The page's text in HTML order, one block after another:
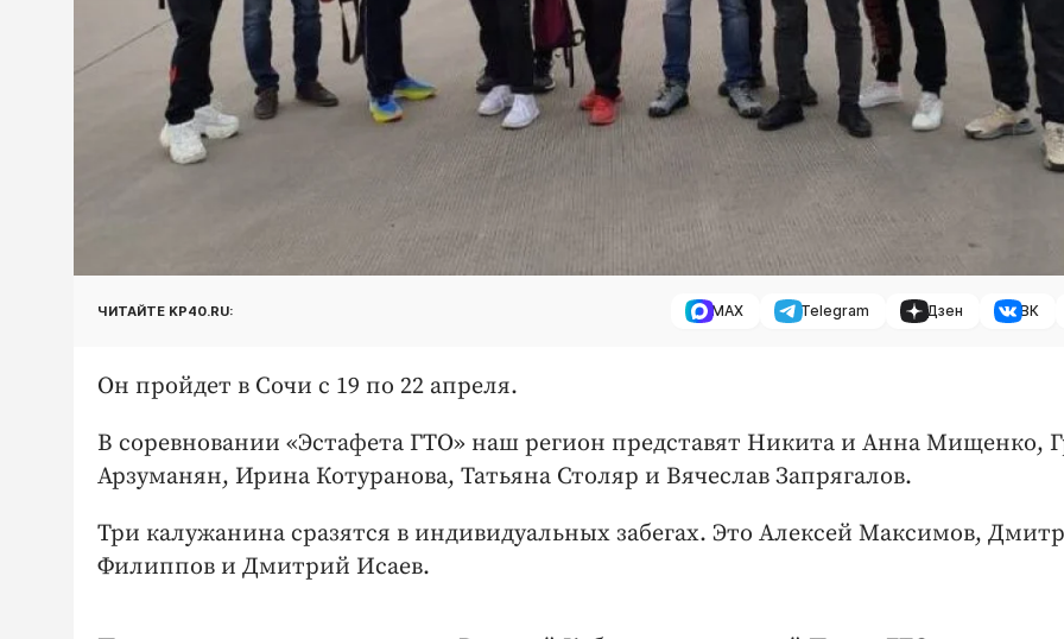
ЧИТАЙТЕ KP40.RU: MAX Telegram Дзен ВК
Он пройдет в Сочи с 19 по 22 апреля.
В соревновании «Эстафета ГТО» наш регион представят Никита и Анна Мищенко,
Арзуманян, Ирина Котуранова, Татьяна Столяр и Вячеслав Запрягалов.
Три калужанина сразятся в индивидуальных забегах. Это Алексей Максимов,
Филиппов и Дмитрий Исаев.